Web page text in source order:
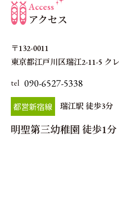
Access
アクセス
〒132-0011
東京都江戸川区瑞江2-11-5 ク
tel 090-6527-5338
都営新宿線 瑞江駅 徒歩3分
明聖第三幼稚園 徒歩1分